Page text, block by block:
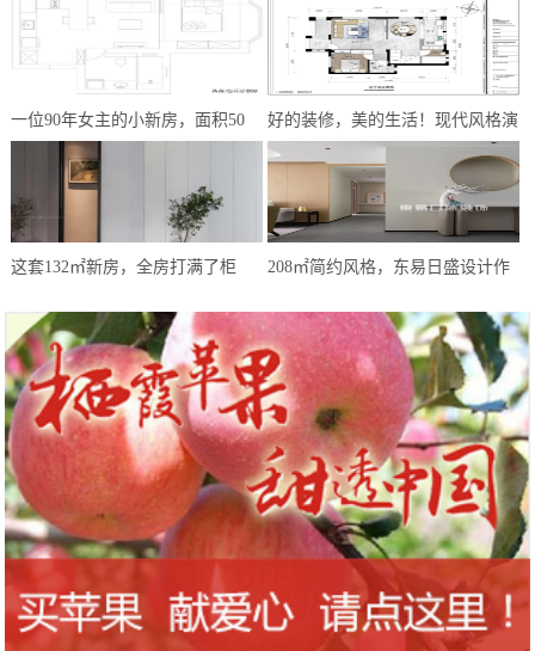
一位90年女主的小新房，面积50
㎡，简约式风格，让我越看越爱
好的装修，美的生活！现代风格演
绎，心之所向方为家
这套132㎡新房，全房打满了柜
松
208㎡简约风格，东易日盛设计作